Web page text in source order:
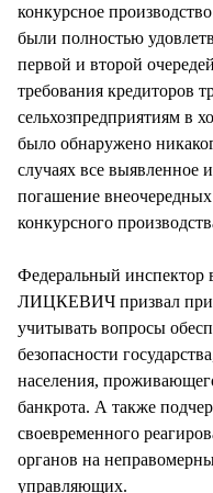
конкурсное
были полностью
первой и второй
требования кредиторов
сельхозпредприятиям в
было обнаружено
случаях все выявленное
погашение
конкурсного
Федеральный инспектор
ЛИЦКЕВИЧ призвал при
учитывать вопросы
безопасности
населения,
банкрота. А также
своевременного
органов на
управляющих.